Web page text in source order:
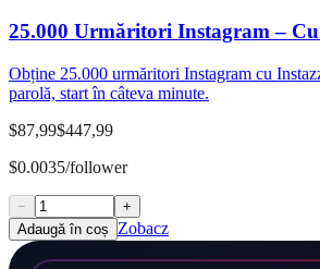
25.000 Urmăritori Instagram –
Obține 25.000 urmăritori Instagram cu
parolă, start în câteva minute.
$87,99$447,99
$0.0035/follower
−
+
Adaugă în coș
Zobacz